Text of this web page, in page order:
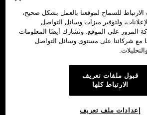
للسماح لموقعنا بالعمل بشكل صحيح،
ولتوفير ميزات وسائل التواصل
المرور على الموقع. ونشارك أيضًا المعلومات
مع شركائنا على مستوى وسائل التواصل
قبول ملفات تعريف
الارتباط كلها
إعدادات ملف تعريف